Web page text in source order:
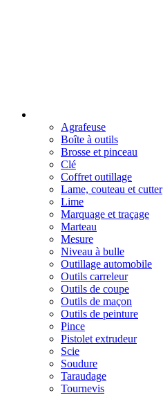
Agrafeuse
Boîte à outils
Brosse et pinceau
Clé
Coffret outillage
Lame, couteau et cutter
Lime
Marquage et traçage
Marteau
Mesure
Niveau à bulle
Outillage automobile
Outils carreleur
Outils de coupe
Outils de maçon
Outils de peinture
Pince
Pistolet extrudeur
Scie
Soudure
Taraudage
Tournevis